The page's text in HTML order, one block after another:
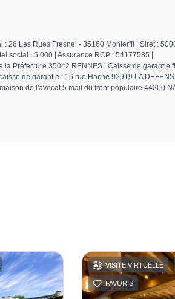
: 26 Les Rues Fresnel - 35160 Monterfil | Siret :
social : 5 000 | Assurance RCP : 54177585 |
Préfecture 35042 RENNES | Caisse de garantie
de garantie : 16 rue Hoche 92919 LA
de l'avocat 5 mail du front populaire 44200
VISITE VIRTUELLE
FAVORIS